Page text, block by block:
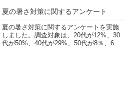
夏の暑さ対策に関するアンケート
夏の暑さ対策に関するアンケートを実施
しました。調査対象は、20代が12%、30
代が50%、40代が29%、50代が8％、60